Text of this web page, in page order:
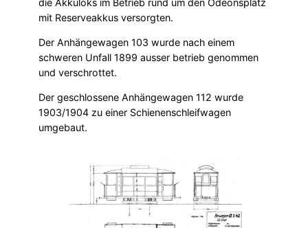
mit Reserveakkus versorgten.
Der Anhängewagen 103 wurde nach einem
schweren Unfall 1899 ausser betrieb genommen
und verschrottet.
Der geschlossene Anhängewagen 112 wurde
1903/1904 zu einer Schienenschleifwagen
umgebaut.